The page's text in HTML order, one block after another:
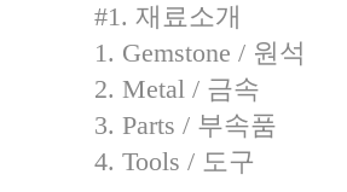
#1. 재료소개
1. Gemstone / 원석
2. Metal / 금속
3. Parts / 부속품
4. Tools / 도구